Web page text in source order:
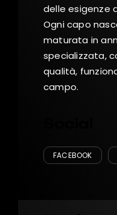
delle esigenze
Ogni capo
maturata in
specializzata,
qualità,
campo.
FACEBOOK